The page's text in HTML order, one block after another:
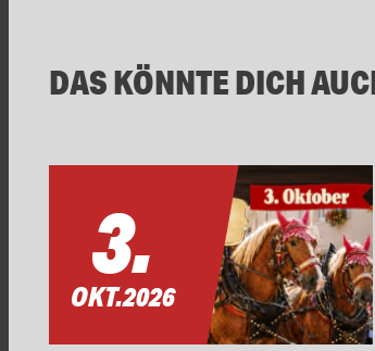
DAS KÖNNTE DICH
3.
OKT.2026